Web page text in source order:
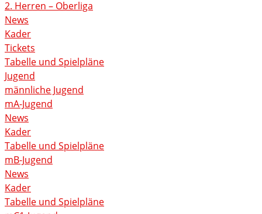
2. Herren – Oberliga
News
Kader
Tickets
Tabelle und Spielpläne
Jugend
männliche Jugend
mA-Jugend
News
Kader
Tabelle und Spielpläne
mB-Jugend
News
Kader
Tabelle und Spielpläne